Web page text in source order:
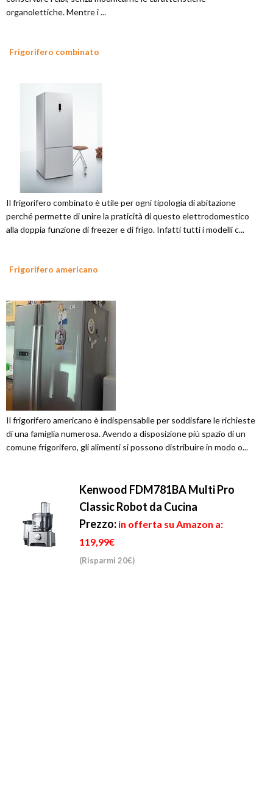
organolettiche. Mentre i ...
Frigorifero combinato
Il frigorifero combinato è utile per ogni tipologia di abitazione
perché permette di unire la praticità di questo elettrodomestico
alla doppia funzione di freezer e di frigo. Infatti tutti i modelli c...
Frigorifero americano
Il frigorifero americano è indispensabile per soddisfare le richieste
di una famiglia numerosa. Avendo a disposizione più spazio di un
comune frigorifero, gli alimenti si possono distribuire in modo o...
Kenwood FDM781BA Multi Pro
Classic Robot da Cucina
Prezzo: in offerta su Amazon a:
119,99€
(Risparmi 20€)